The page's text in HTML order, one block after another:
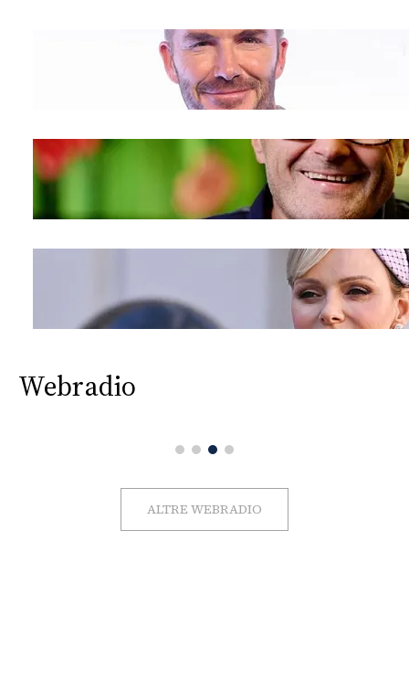
Webradio
ALTRE WEBRADIO